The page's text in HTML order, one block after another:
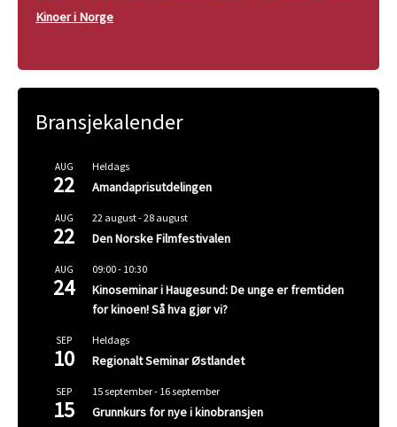
Kinoer i Norge
Bransjekalender
AUG
22
Heldags
Amandaprisutdelingen
AUG
22
22 august-28 august
Den Norske Filmfestivalen
AUG
24
09:00- 10:30
Kinoseminar i Haugesund: De unge er fremtiden
for kinoen! Så hva gjør vi?
SEP
10
Heldags
Regionalt Seminar Østlandet
SEP
15
15 september- 16 september
Grunnkurs for nye i kinobransjen